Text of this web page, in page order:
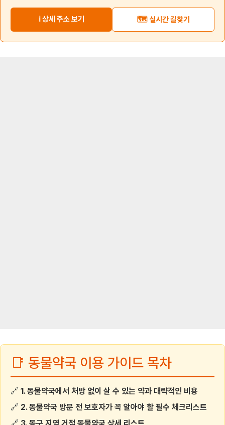
ℹ️ 상세 주소 보기 🗺️ 실시간 길찾기
📑 동물약국 이용 가이드 목차
🔗 1. 동물약국에서 처방 없이 살 수 있는 약과 대략적인 비용
🔗 2. 동물약국 방문 전 보호자가 꼭 알아야 할 필수 체크리스트